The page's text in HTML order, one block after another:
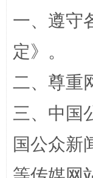
一、遵守
定》。
二、尊重
三、中国
国公众新